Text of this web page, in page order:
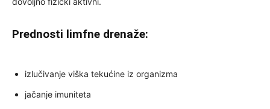
Prednosti limfne drenaže:
izlučivanje viška tekućine iz organizma
jačanje imuniteta